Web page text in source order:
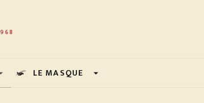
LE MASQUE arrow_drop_down